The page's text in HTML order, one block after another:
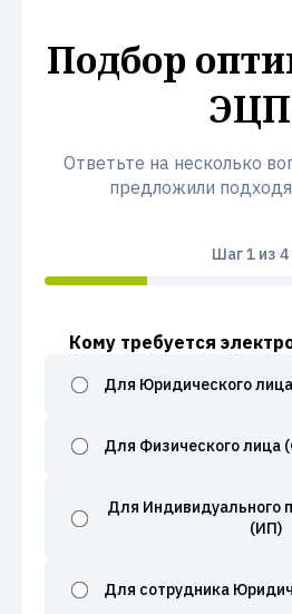
Подбор
ЭЦП
Ответьте на несколько
предложили
Шаг1из 4
Кому требуется
Для Юридического
Для Физического лица
Для Индивидуального
(ИП)
Для сотрудника